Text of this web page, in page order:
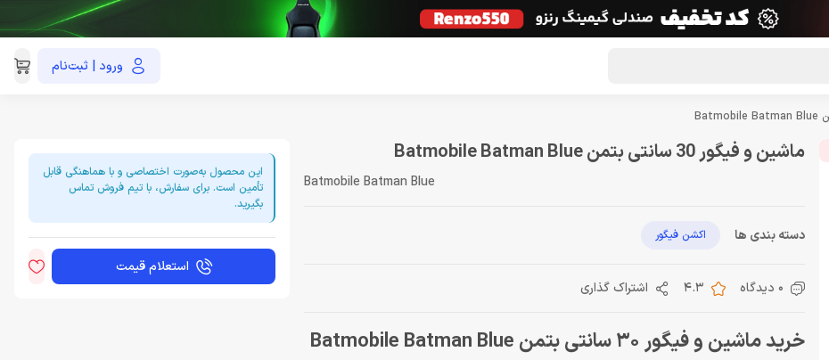
ورود | ثبت‌نام021-91035390
ماشین و فیگور 30 سانتی بتمن Batmobile Batman Blue
Batmobile Batman Blue
دسته بندی ها اکشن فیگور
0 دیدگاه 4.3 اشتراک گذاری
خرید ماشین و فیگور 30 سانتی بتمن Batmobile Batman Blue
این محصول به‌صورت اختصاصی و با هماهنگی قابل
تأمین است. برای سفارش، با تیم فروش تماس
بگیرید.
استعلام قیمت